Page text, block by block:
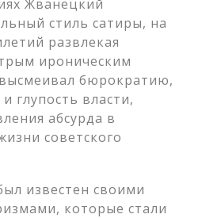
Жванецкий
стиль сатиры, на
развлекая
ироническим
бюрократию,
глупость власти,
абсурда в
советского
известен своими
которые стали